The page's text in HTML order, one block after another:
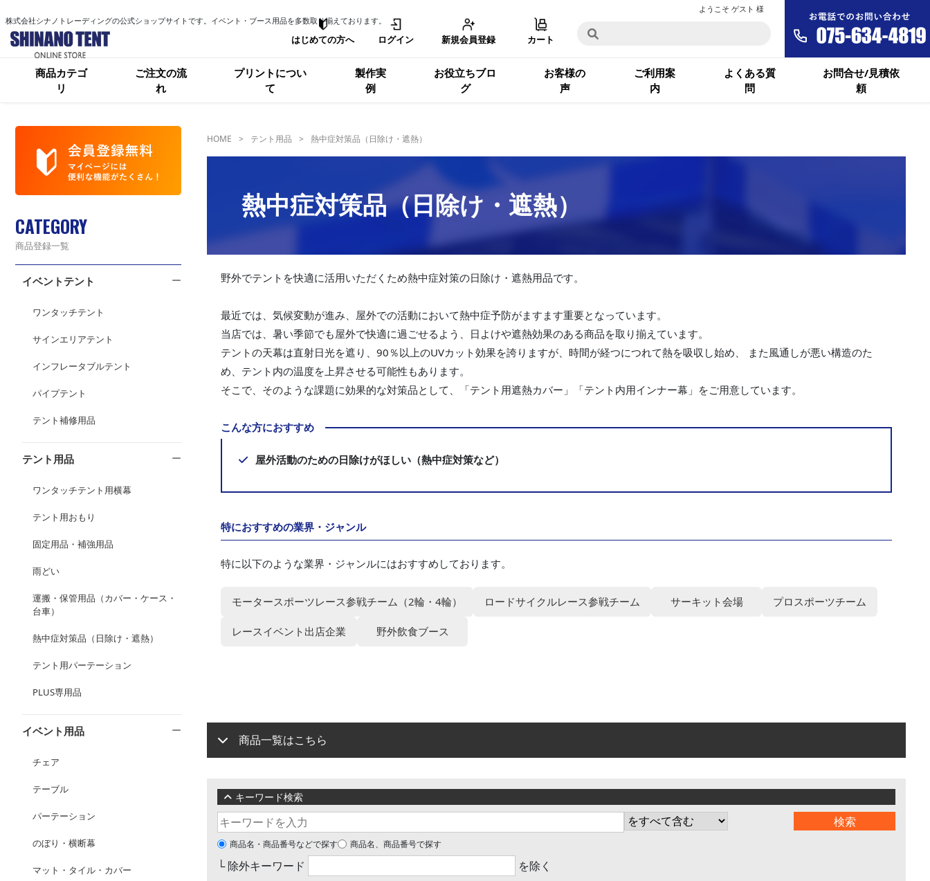
株式会社シナノトレーディングの公式ショップサイトです。イベント・ブース用品を多数取り揃えております。
はじめての方へ ログイン 新規会員登録 カート
ようこそ ゲスト 様
商品カテゴ
リ
ご注文の流
れ
プリントについ
て
製作実
例
お役立ちブロ
グ
お客様の
声
ご利用案
内
よくある質
問
お問合せ/見積依
頼
CATEGORY
商品登録一覧
イベントテント
ワンタッチテント
サインエリアテント
インフレータブルテント
パイプテント
テント補修用品
テント用品
ワンタッチテント用横幕
テント用おもり
固定用品・補強用品
雨どい
運搬・保管用品（カバー・ケース・
台車）
熱中症対策品（日除け・遮熱）
テント用パーテーション
PLUS専用品
イベント用品
チェア
テーブル
パーテーション
のぼり・横断幕
マット・タイル・カバー
HOME テント用品 熱中症対策品（日除け・遮熱）
熱中症対策品（日除け・遮熱）
野外でテントを快適に活用いただくため熱中症対策の日除け・遮熱用品です。
最近では、気候変動が進み、屋外での活動において熱中症予防がますます重要となっています。
当店では、暑い季節でも屋外で快適に過ごせるよう、日よけや遮熱効果のある商品を取り揃えています。
テントの天幕は直射日光を遮り、90％以上のUVカット効果を誇りますが、時間が経つにつれて熱を吸収し始め、 また風通しが悪い構造のた
め、テント内の温度を上昇させる可能性もあります。
そこで、そのような課題に効果的な対策品として、「テント用遮熱カバー」「テント内用インナー幕」をご用意しています。
こんな方におすすめ
屋外活動のための日除けがほしい（熱中症対策など）
特におすすめの業界・ジャンル
特に以下のような業界・ジャンルにはおすすめしております。
モータースポーツレース参戦チーム（2輪・4輪） ロードサイクルレース参戦チーム サーキット会場 プロスポーツチーム
レースイベント出店企業 野外飲食ブース
商品一覧はこちら
キーワード検索
商品名・商品番号などで探す 商品名、商品番号で探す
└ 除外キーワード を除く